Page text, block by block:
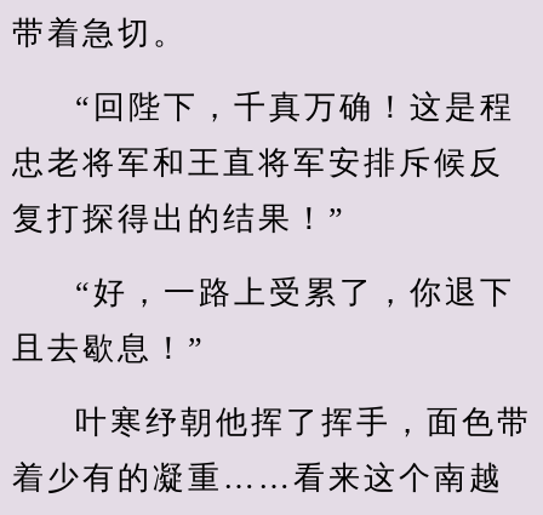
带着急切。
“回陛下，千真万确！这是程
忠老将军和王直将军安排斥候反
复打探得出的结果！”
“好，一路上受累了，你退下
且去歇息！”
叶寒纾朝他挥了挥手，面色带
着少有的凝重……看来这个南越